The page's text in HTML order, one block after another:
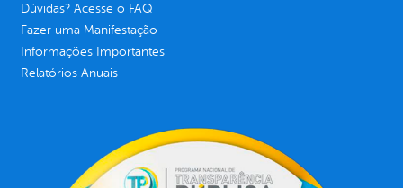
Dúvidas? Acesse o FAQ
Fazer uma Manifestação
Informações Importantes
Relatórios Anuais